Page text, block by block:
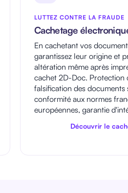
LUTTEZ CONTRE LA FRAUDE
Cachetage
En cachetant vos
garantissez leur origine et
altération même après
cachet 2D-Doc. Protection
falsification des documents
conformité aux normes
européennes, garantie
Découvrir le